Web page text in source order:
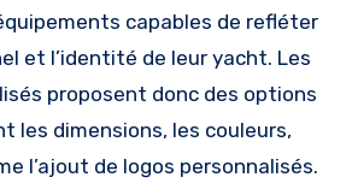
capables de refléter
et l’identité de leur yacht. Les
proposent donc des options
les dimensions, les couleurs,
l’ajout de logos personnalisés.